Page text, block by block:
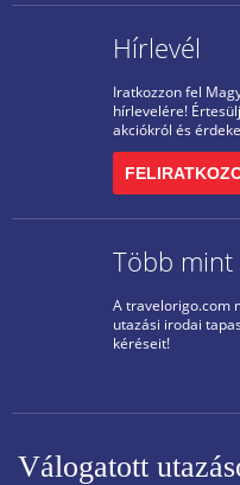
Hírlevél
Iratkozzon fel
hírlevelére!
akciókról és
Több mint
A travelorigo.com
utazási irodai
kéréseit!
Válogatott